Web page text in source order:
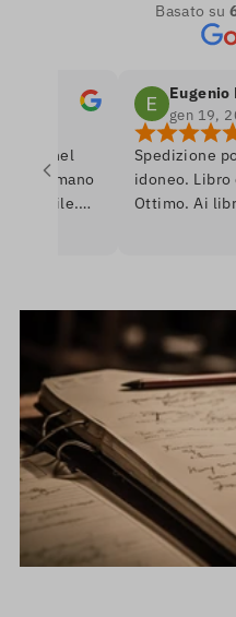
Basato su
amano
Eugenio
gen 19, 2024
Spedizione
idoneo. Libro
Ottimo. Ai librai,